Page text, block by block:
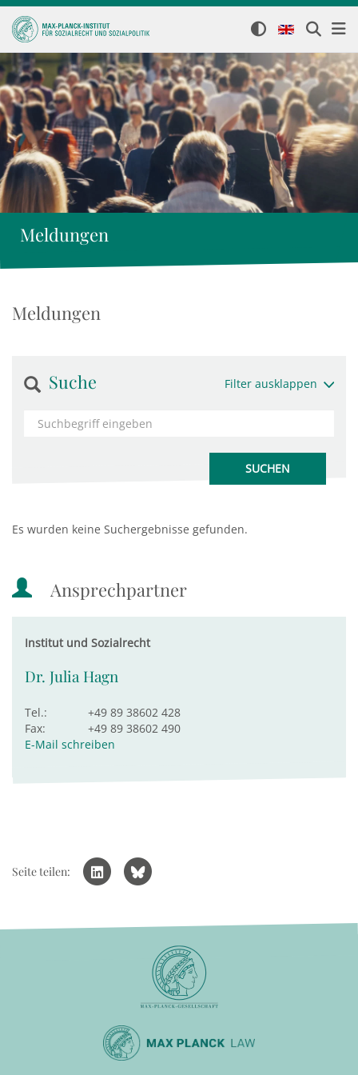
Meldungen
Meldungen
Suche Filter ausklappen
Es wurden keine Suchergebnisse gefunden.
Ansprechpartner
Institut und Sozialrecht
Dr. Julia Hagn
Tel.:
+49 89 38602 428
Fax:
+49 89 38602 490
E-Mail schreiben
Seite teilen: